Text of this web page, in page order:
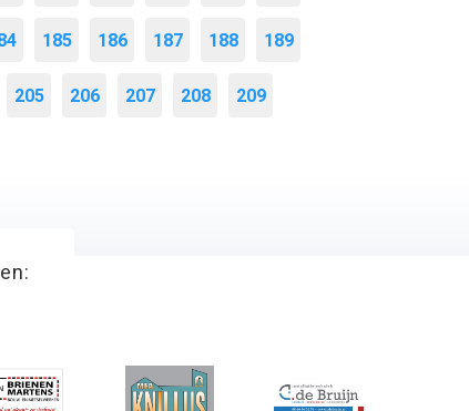
185 186 187 188 189
205 206 207 208 209